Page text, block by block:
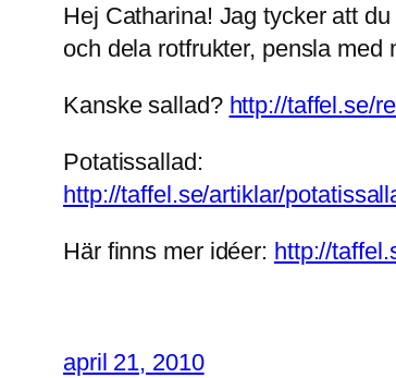
Hej Catharina! Jag tycker att
och dela rotfrukter, pensla
Kanske sallad? http://taffel.se/
Potatissallad:
http://taffel.se/artiklar/
Här finns mer idéer: http://
april 21, 2010